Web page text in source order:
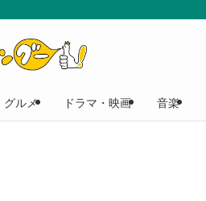
グルメ ドラマ・映画 音楽